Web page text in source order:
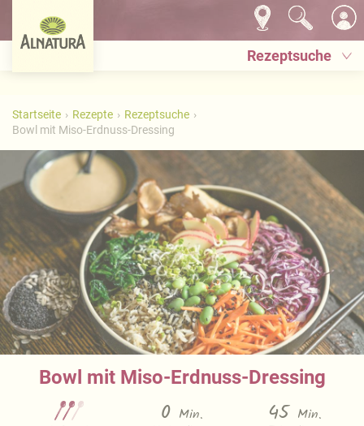
Rezeptsuche
Startseite Rezepte
Rezeptsuche
Bowl mit Miso-Erdnuss-Dressing
Bowl mit Miso-Erdnuss-Dressing
0 Min. 45 Min.